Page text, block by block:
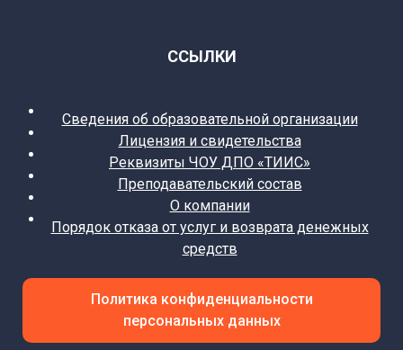
ССЫЛКИ
Сведения об образовательной организации
Лицензия и свидетельства
Реквизиты ЧОУ ДПО «ТИИС»
Преподавательский состав
О компании
Порядок отказа от услуг и возврата денежных
средств
Политика конфиденциальности
персональных данных